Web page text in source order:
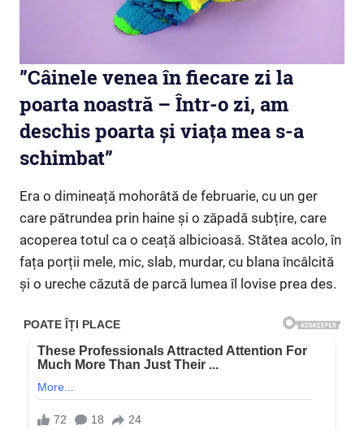
”Câinele venea în fiecare zi la
poarta noastră – Într-o zi, am
deschis poarta și viața mea s-a
schimbat”
Era o dimineață mohorâtă de februarie, cu un ger
care pătrundea prin haine și o zăpadă subțire, care
acoperea totul ca o ceață albicioasă. Stătea acolo, în
fața porții mele, mic, slab, murdar, cu blana încâlcită
și o ureche căzută de parcă lumea îl lovise prea des.